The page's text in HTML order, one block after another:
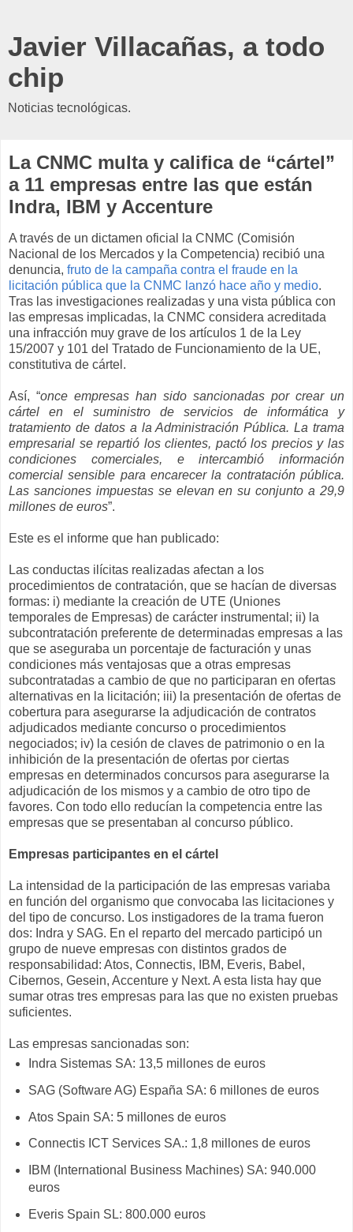
Javier Villacañas, a todo
chip
Noticias tecnológicas.
La CNMC multa y califica de “cártel”
a 11 empresas entre las que están
Indra, IBM y Accenture
A través de un dictamen oficial
la CNMC (Comisión
Nacional de los Mercados y la Competencia) recibió una
denuncia, fruto de la campaña contra el fraude en la
licitación pública que la CNMC lanzó hace año y medio.
Tras las investigaciones realizadas y una vista pública con
las empresas implicadas, la CNMC considera acreditada
una infracción muy grave de los artículos 1 de la Ley
15/2007 y 101 del Tratado de Funcionamiento de la UE,
constitutiva de cártel.
Así, “once empresas han sido sancionadas por crear un
cártel en el suministro de servicios de informática y
tratamiento de datos a la Administración Pública. La trama
empresarial se repartió los clientes, pactó los precios y las
condiciones comerciales, e intercambió información
comercial sensible para encarecer la contratación pública.
Las sanciones impuestas se elevan en su conjunto a 29,9
millones de euros”.
Este es el informe que han publicado:
Las conductas ilícitas realizadas afectan a los
procedimientos de contratación, que se hacían de diversas
formas: i) mediante la creación de UTE (Uniones
temporales de Empresas) de carácter instrumental; ii) la
subcontratación preferente de determinadas empresas a las
que se aseguraba un porcentaje de facturación y unas
condiciones más ventajosas que a otras empresas
subcontratadas a cambio de que no participaran en ofertas
alternativas en la licitación; iii) la presentación de ofertas de
cobertura para asegurarse la adjudicación de contratos
adjudicados mediante concurso o procedimientos
negociados; iv) la cesión de claves de patrimonio o en la
inhibición de la presentación de ofertas por ciertas
empresas en determinados concursos para asegurarse la
adjudicación de los mismos y a cambio de otro tipo de
favores. Con todo ello reducían la competencia entre las
empresas que se presentaban al concurso público.
Empresas participantes en el cártel
La intensidad de la participación de las empresas variaba
en función del organismo que convocaba las licitaciones y
del tipo de concurso. Los instigadores de la trama fueron
dos: Indra y SAG. En el reparto del mercado participó un
grupo de nueve empresas con distintos grados de
responsabilidad: Atos, Connectis, IBM, Everis, Babel,
Cibernos, Gesein, Accenture y Next. A esta lista hay que
sumar otras tres empresas para las que no existen pruebas
suficientes.
Las empresas sancionadas son:
Indra Sistemas SA: 13,5 millones de euros
SAG (Software AG) España SA: 6 millones de euros
Atos Spain SA: 5 millones de euros
Connectis ICT Services SA.: 1,8 millones de euros
IBM (International Business Machines) SA: 940.000
euros
Everis Spain SL: 800.000 euros